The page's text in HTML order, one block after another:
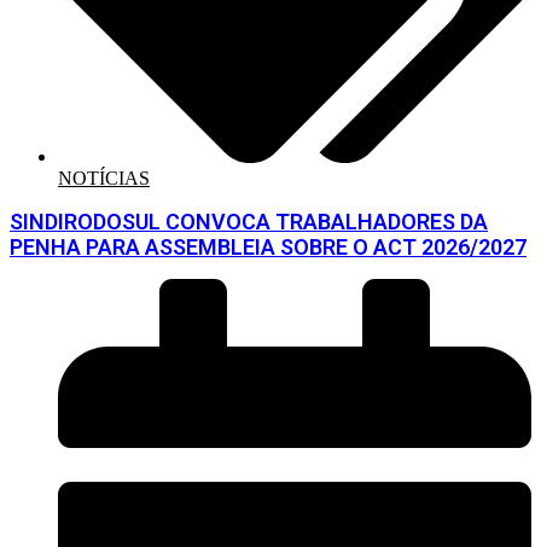
NOTÍCIAS
SINDIRODOSUL CONVOCA TRABALHADORES DA
PENHA PARA ASSEMBLEIA SOBRE O ACT 2026/2027